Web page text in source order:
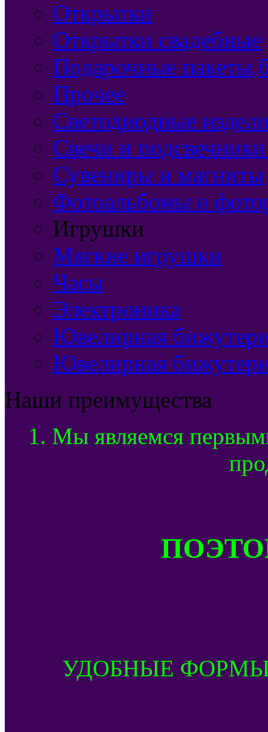
Открытки
Открытки свадебные
Подарочные
Прочее
Светодиодные
Свечи и
Сувениры и магниты
Фотоальбомы и
Игрушки
Мягкие игрушки
Часы
Электроника
Ювелирная
Ювелирная
Наши преимущества
1. Мы являемся
УДОБНЫЕ